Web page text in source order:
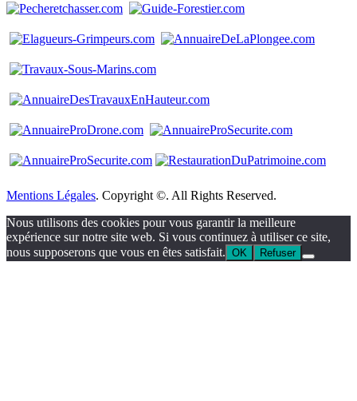
Mentions Légales. Copyright ©. All Rights Reserved.
Nous utilisons des cookies pour vous garantir la meilleure
expérience sur notre site web. Si vous continuez à utiliser ce site,
nous supposerons que vous en êtes satisfait. OK Refuser